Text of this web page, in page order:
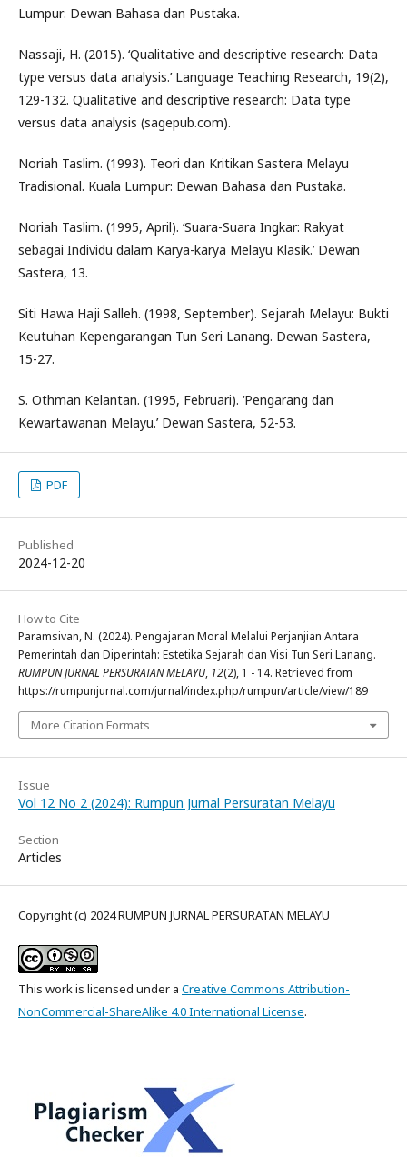
Lumpur: Dewan Bahasa dan Pustaka.
Nassaji, H. (2015). ‘Qualitative and descriptive research: Data
type versus data analysis.’ Language Teaching Research, 19(2),
129-132. Qualitative and descriptive research: Data type
versus data analysis (sagepub.com).
Noriah Taslim. (1993). Teori dan Kritikan Sastera Melayu
Tradisional. Kuala Lumpur: Dewan Bahasa dan Pustaka.
Noriah Taslim. (1995, April). ‘Suara-Suara Ingkar: Rakyat
sebagai Individu dalam Karya-karya Melayu Klasik.’ Dewan
Sastera, 13.
Siti Hawa Haji Salleh. (1998, September). Sejarah Melayu: Bukti
Keutuhan Kepengarangan Tun Seri Lanang. Dewan Sastera,
15-27.
S. Othman Kelantan. (1995, Februari). ‘Pengarang dan
Kewartawanan Melayu.’ Dewan Sastera, 52-53.
PDF
Published
2024-12-20
How to Cite
Paramsivan, N. (2024). Pengajaran Moral Melalui Perjanjian Antara
Pemerintah dan Diperintah: Estetika Sejarah dan Visi Tun Seri Lanang.
RUMPUN JURNAL PERSURATAN MELAYU, 12(2), 1 - 14. Retrieved from
https://rumpunjurnal.com/jurnal/index.php/rumpun/article/view/189
More Citation Formats
Issue
Vol 12 No 2 (2024): Rumpun Jurnal Persuratan Melayu
Section
Articles
Copyright (c) 2024 RUMPUN JURNAL PERSURATAN MELAYU
This work is licensed under a Creative Commons Attribution-
NonCommercial-ShareAlike 4.0 International License.